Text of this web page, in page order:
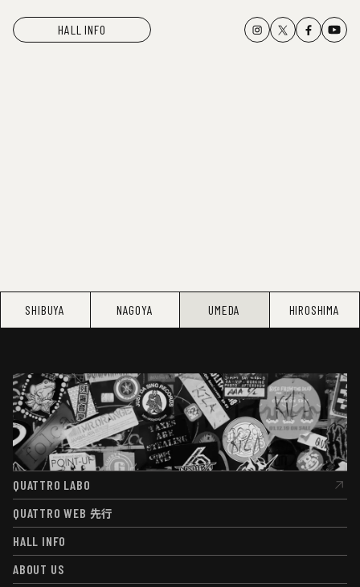
HALL INFO
SHIBUYA NAGOYA UMEDA HIROSHIMA
QUATTRO LABO
QUATTRO LABO
QUATTRO WEB 先行
QUATTRO WEB先行
HALL INFO
HALL INFO
ABOUT US
ABOUT US